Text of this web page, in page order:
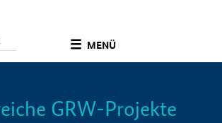
MENÜ
Info
GRW-Projekte